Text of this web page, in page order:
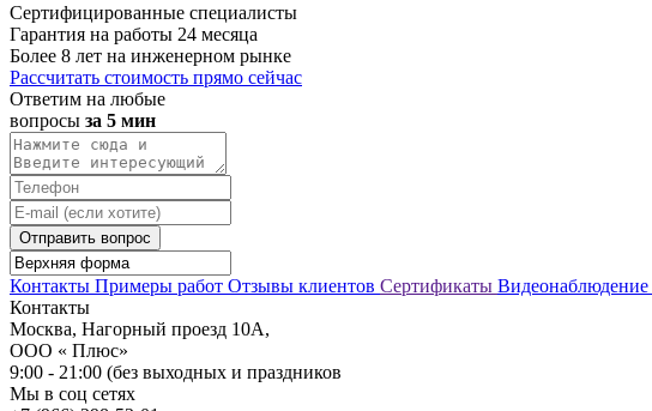
Сертифицированные специалисты
Гарантия на работы 24 месяца
Более 8 лет на инженерном рынке
Рассчитать стоимость прямо сейчас
Ответим на любые
вопросы за 5 мин
Отправить вопрос
Контакты Примеры работ Отзывы клиентов Сертификаты Видеонаблюдение
Контакты
Москва, Нагорный проезд 10А,
ООО « Плюс»
9:00 - 21:00 (без выходных и праздников
Мы в соц сетях